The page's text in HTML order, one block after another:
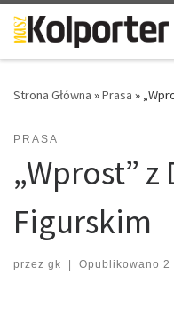
Skip to content
Strona Główna »Prasa »
PRASA
„Wprost” z
Figurskim
przez gk | Opublikowano 2